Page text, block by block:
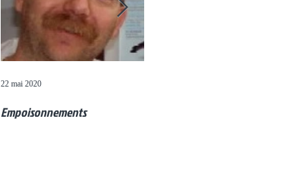
Empoisonnements
22 mai 2020